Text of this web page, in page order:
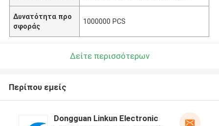
Δυνατότητα προ
σφοράς
1000000 PCS
Δείτε περισσότερων
Περίπου εμείς
Dongguan Linkun Electronic